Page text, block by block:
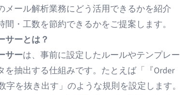
メール解析業務にどう活用できるかを紹介
・工数を節約できるかをご提案します。
サーとは？
サーは、事前に設定したルールやテンプレー
を抽出する仕組みです。たとえば「『Order
字を抜き出す」のような規則を設定します。